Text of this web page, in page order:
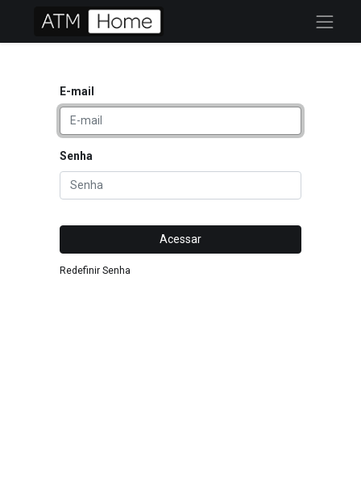
E-mail
Senha
Acessar
Redefinir Senha